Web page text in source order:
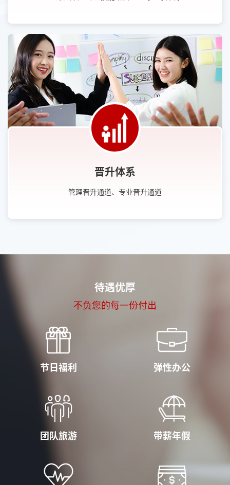
晋升体系
管理晋升通道、专业晋升通道
待遇优厚
不负您的每一份付出
节日福利 弹性办公
团队旅游 带薪年假